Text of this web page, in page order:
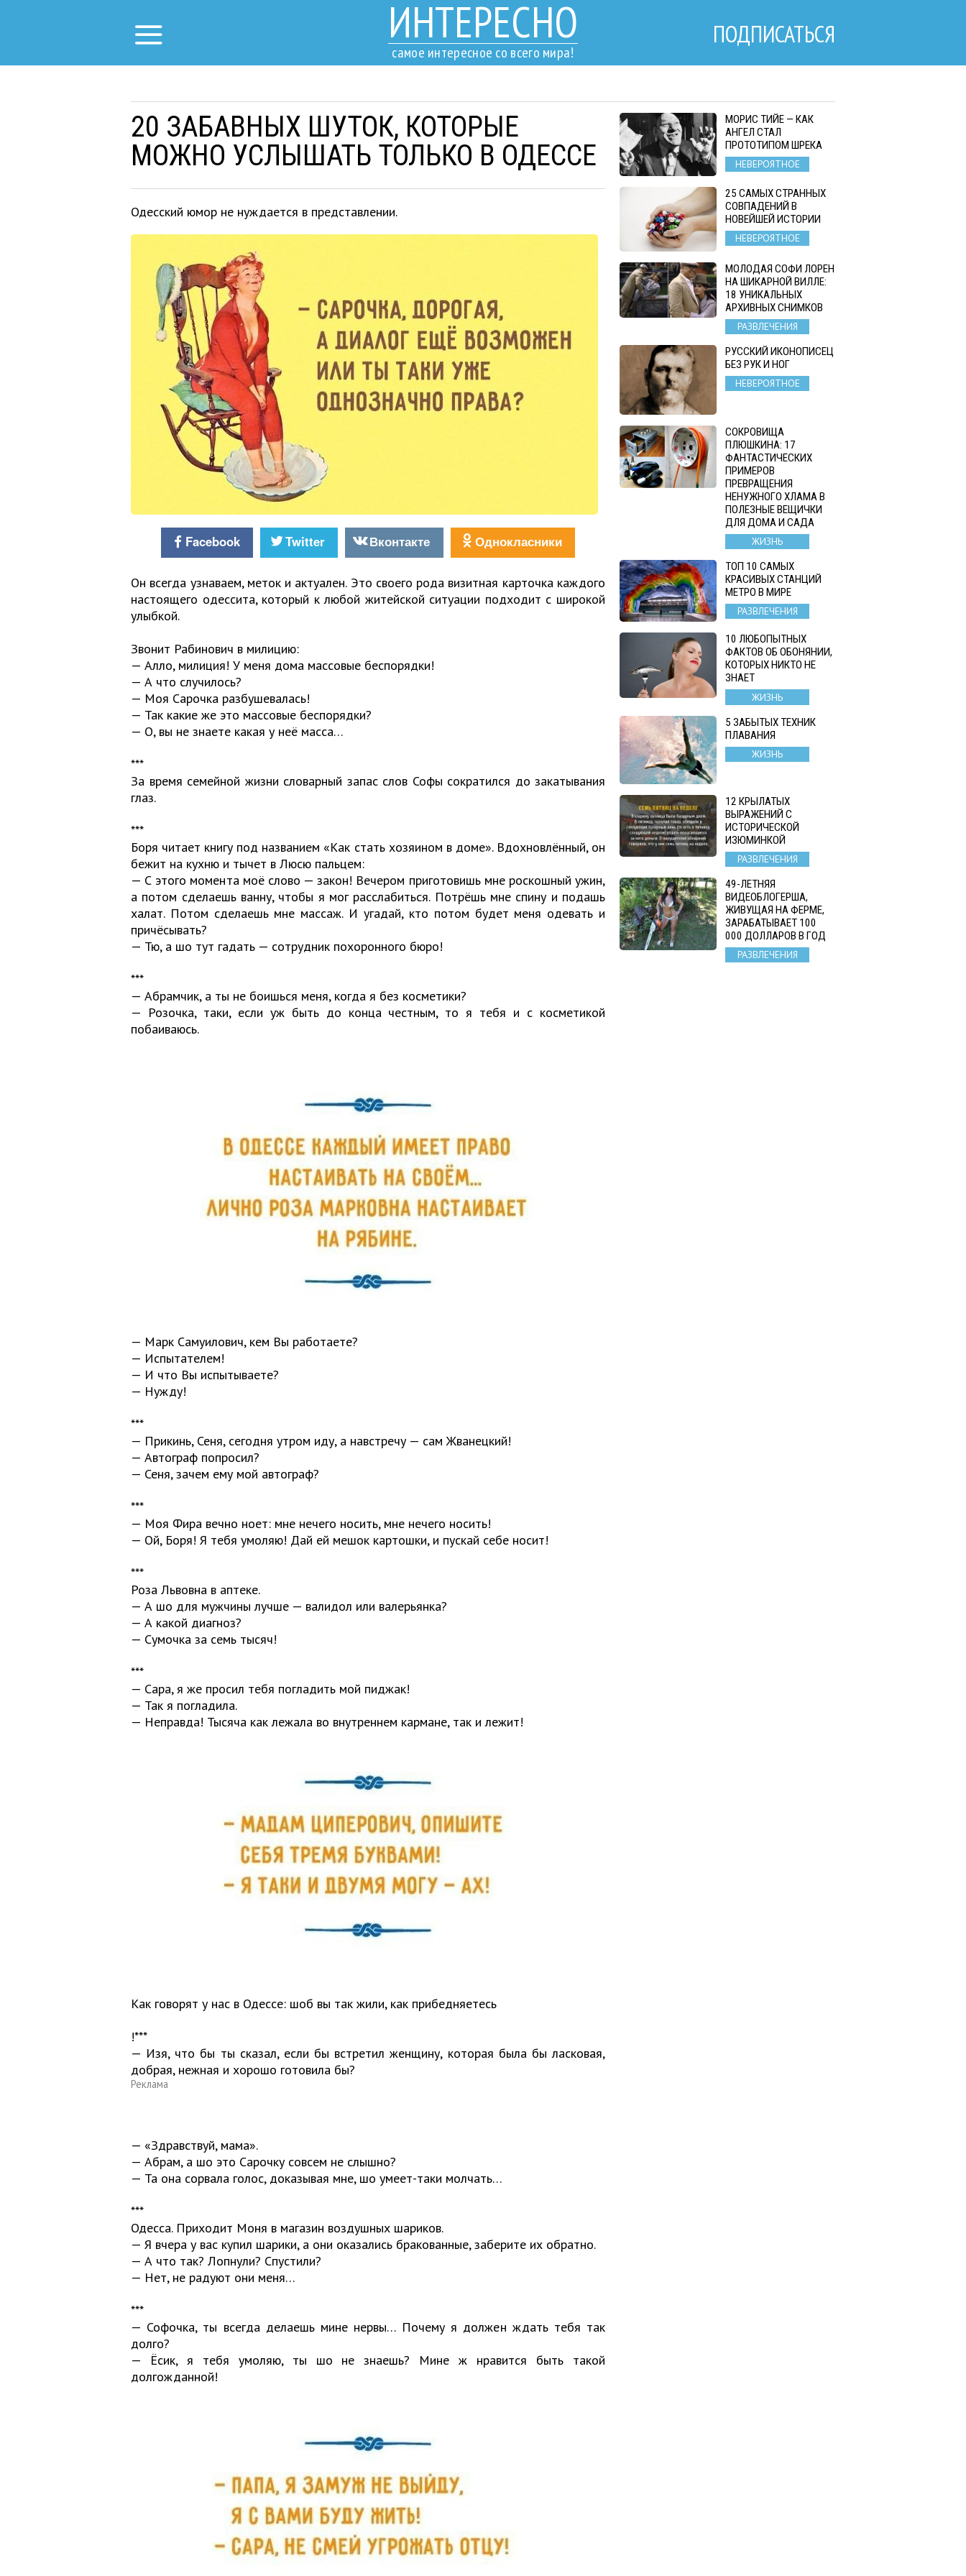
ИНТЕРЕСНО
самое интересное со всего мира!
ПОДПИСАТЬСЯ
20 ЗАБАВНЫХ ШУТОК, КОТОРЫЕ
МОЖНО УСЛЫШАТЬ ТОЛЬКО В ОДЕССЕ
Одесский юмор не нуждается в представлении.
Facebook Twitter Вконтакте Однокласники
Он всегда узнаваем, меток и актуален. Это своего рода визитная карточка каждого
настоящего одессита, который к любой житейской ситуации подходит с широкой
улыбкой.
Звонит Рабинович в милицию:
— Алло, милиция! У меня дома массовые беспорядки!
— А что случилось?
— Моя Сарочка разбушевалась!
— Так какие же это массовые беспорядки?
— О, вы не знаете какая у неё масса…
***
За время семейной жизни словарный запас слов Софы сократился до закатывания
глаз.
***
Боря читает книгу под названием «Как стать хозяином в доме». Вдохновлённый, он
бежит на кухню и тычет в Люсю пальцем:
— С этого момента моё слово — закон! Вечером приготовишь мне роскошный ужин,
а потом сделаешь ванну, чтобы я мог расслабиться. Потрёшь мне спину и подашь
халат. Потом сделаешь мне массаж. И угадай, кто потом будет меня одевать и
причёсывать?
— Тю, а шо тут гадать — сотрудник похоронного бюро!
***
— Абрамчик, а ты не боишься меня, когда я без косметики?
— Розочка, таки, если уж быть до конца честным, то я тебя и с косметикой
побаиваюсь.
— Марк Самуилович, кем Вы работаете?
— Испытателем!
— И что Вы испытываете?
— Нужду!
***
— Прикинь, Сеня, сегодня утром иду, а навстречу — сам Жванецкий!
— Автограф попросил?
— Сеня, зачем ему мой автограф?
***
— Моя Фира вечно ноет: мне нечего носить, мне нечего носить!
— Ой, Боря! Я тебя умоляю! Дай ей мешок картошки, и пускай себе носит!
***
Роза Львовна в аптеке.
— А шо для мужчины лучше — валидол или валерьянка?
— А какой диагноз?
— Сумочка за семь тысяч!
***
— Сара, я же просил тебя погладить мой пиджак!
— Так я погладила.
— Неправда! Тысяча как лежала во внутреннем кармане, так и лежит!
Как говорят у нас в Одессе: шоб вы так жили, как прибедняетесь
!***
— Изя, что бы ты сказал, если бы встретил женщину, которая была бы ласковая,
добрая, нежная и хорошо готовила бы?
Реклама
— «Здравствуй, мама».
— Абрам, а шо это Сарочку совсем не слышно?
— Та она сорвала голос, доказывая мне, шо умеет-таки молчать…
***
Одесса. Приходит Моня в магазин воздушных шариков.
— Я вчера у вас купил шарики, а они оказались бракованные, заберите их обратно.
— А что так? Лопнули? Спустили?
— Нет, не радуют они меня…
***
— Софочка, ты всегда делаешь мине нервы… Почему я должен ждать тебя так
долго?
— Ёсик, я тебя умоляю, ты шо не знаешь? Мине ж нравится быть такой
долгожданной!
МОРИС ТИЙЕ — КАК
АНГЕЛ СТАЛ
ПРОТОТИПОМ ШРЕКА
НЕВЕРОЯТНОЕ
25 САМЫХ СТРАННЫХ
СОВПАДЕНИЙ В
НОВЕЙШЕЙ ИСТОРИИ
НЕВЕРОЯТНОЕ
МОЛОДАЯ СОФИ ЛОРЕН
НА ШИКАРНОЙ ВИЛЛЕ:
18 УНИКАЛЬНЫХ
АРХИВНЫХ СНИМКОВ
РАЗВЛЕЧЕНИЯ
РУССКИЙ ИКОНОПИСЕЦ
БЕЗ РУК И НОГ
НЕВЕРОЯТНОЕ
СОКРОВИЩА
ПЛЮШКИНА: 17
ФАНТАСТИЧЕСКИХ
ПРИМЕРОВ
ПРЕВРАЩЕНИЯ
НЕНУЖНОГО ХЛАМА В
ПОЛЕЗНЫЕ ВЕЩИЧКИ
ДЛЯ ДОМА И САДА
ЖИЗНЬ
ТОП 10 САМЫХ
КРАСИВЫХ СТАНЦИЙ
МЕТРО В МИРЕ
РАЗВЛЕЧЕНИЯ
10 ЛЮБОПЫТНЫХ
ФАКТОВ ОБ ОБОНЯНИИ,
КОТОРЫХ НИКТО НЕ
ЗНАЕТ
ЖИЗНЬ
5 ЗАБЫТЫХ ТЕХНИК
ПЛАВАНИЯ
ЖИЗНЬ
12 КРЫЛАТЫХ
ВЫРАЖЕНИЙ С
ИСТОРИЧЕСКОЙ
ИЗЮМИНКОЙ
РАЗВЛЕЧЕНИЯ
49-ЛЕТНЯЯ
ВИДЕОБЛОГЕРША,
ЖИВУЩАЯ НА ФЕРМЕ,
ЗАРАБАТЫВАЕТ 100
000 ДОЛЛАРОВ В ГОД
РАЗВЛЕЧЕНИЯ